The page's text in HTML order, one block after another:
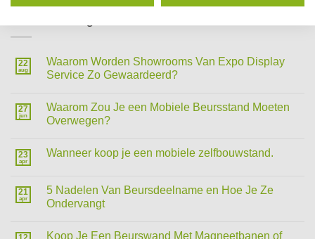
22
aug
Waarom Worden Showrooms Van Expo Display
Service Zo Gewaardeerd?
27
jun
Waarom Zou Je een Mobiele Beursstand Moeten
Overwegen?
23
apr
Wanneer koop je een mobiele zelfbouwstand.
21
apr
5 Nadelen Van Beursdeelname en Hoe Je Ze
Ondervangt
Koop Je Een Beurswand Met Magneetbanen of